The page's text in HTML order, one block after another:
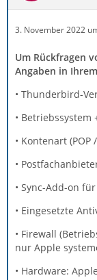
3. November 2022
Um Rückfragen
Angaben in
• Thunderbird-
• Betriebssystem
• Kontenart (POP
•
• Sync-Add-on
• Eingesetzte
• Firewall
nur Apple
• Hardware: